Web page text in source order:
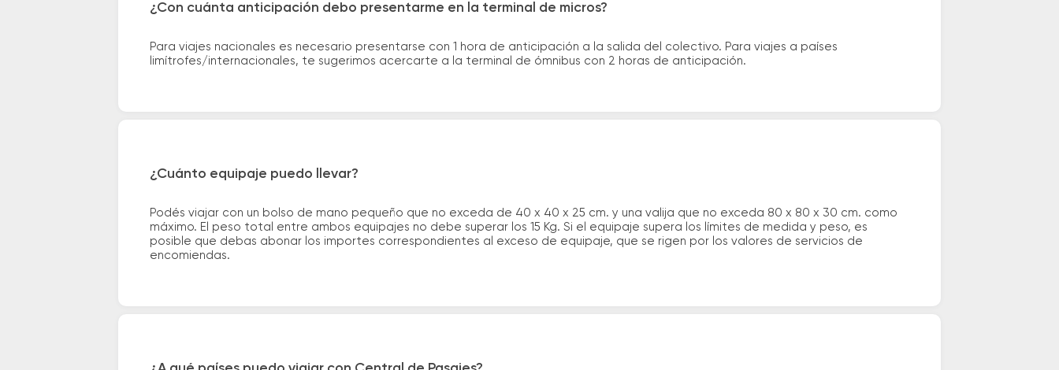
¿Con cuánta anticipación debo presentarme en la terminal de micros?
Para viajes nacionales es necesario presentarse con 1 hora de anticipación a la salida del colectivo. Para viajes a países
limítrofes/internacionales, te sugerimos acercarte a la terminal de ómnibus con 2 horas de anticipación.
¿Cuánto equipaje puedo llevar?
Podés viajar con un bolso de mano pequeño que no exceda de 40 x 40 x 25 cm. y una valija que no exceda 80 x 80 x 30 cm. como
máximo. El peso total entre ambos equipajes no debe superar los 15 Kg. Si el equipaje supera los límites de medida y peso, es
posible que debas abonar los importes correspondientes al exceso de equipaje, que se rigen por los valores de servicios de
encomiendas.